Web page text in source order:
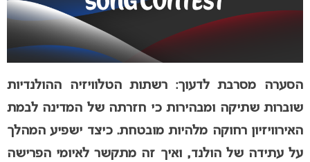
הסערה מסרבת לדעוך: רשתות הטלוויזיה ההולנדיות
שוברות שתיקה ומבהירות כי חזרתה של המדינה לבמת
האירוויזיון רחוקה מלהיות מובטחת. כיצד ישפיע המהלך
על עתידה של הולנד, ואיך זה מתקשר לאיומי הפרישה